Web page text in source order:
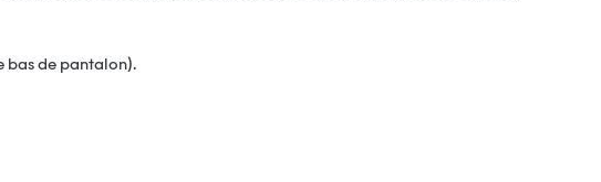
bas de pantalon).